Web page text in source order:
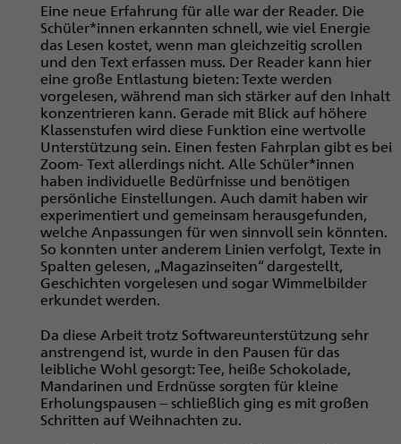
Eine neue Erfahrung für alle war der Reader. Die
Schüler*innen erkannten schnell, wie viel Energie
das Lesen kostet, wenn man gleichzeitig scrollen
und den Text erfassen muss. Der Reader kann hier
eine große Entlastung bieten: Texte werden
vorgelesen, während man sich stärker auf den Inhalt
konzentrieren kann. Gerade mit Blick auf höhere
Klassenstufen wird diese Funktion eine wertvolle
Unterstützung sein. Einen festen Fahrplan gibt es bei
Zoom- Text allerdings nicht. Alle Schüler*innen
haben individuelle Bedürfnisse und benötigen
persönliche Einstellungen. Auch damit haben wir
experimentiert und gemeinsam herausgefunden,
welche Anpassungen für wen sinnvoll sein könnten.
So konnten unter anderem Linien verfolgt, Texte in
Spalten gelesen, „Magazinseiten“ dargestellt,
Geschichten vorgelesen und sogar Wimmelbilder
erkundet werden.
Da diese Arbeit trotz Softwareunterstützung sehr
anstrengend ist, wurde in den Pausen für das
leibliche Wohl gesorgt: Tee, heiße Schokolade,
Mandarinen und Erdnüsse sorgten für kleine
Erholungspausen – schließlich ging es mit großen
Schritten auf Weihnachten zu.